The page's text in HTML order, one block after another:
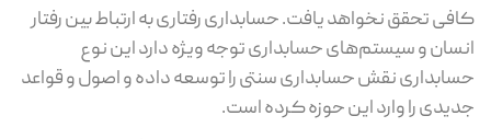
کافی تحقق نخواهد یافت. حسابداری رفتاری به ارتباط بین رفتار
انسان و سیستم‌های حسابداری توجه ویژه دارد این نوع
حسابداری نقش حسابداری سنتی را توسعه داده و اصول و قواعد
جدیدی را وارد این حوزه کرده است.